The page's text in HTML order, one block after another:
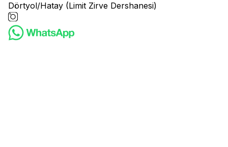
Dörtyol/Hatay (Limit Zirve Dershanesi)